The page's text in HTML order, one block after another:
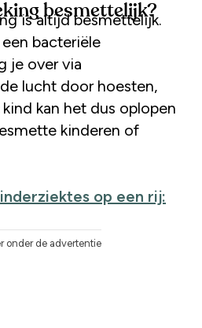
besmettelijk?
is altijd besmettelijk.
bacteriële
je over via
lucht door hoesten,
kan het dus oplopen
kinderen of
op een rij:
onder de advertentie